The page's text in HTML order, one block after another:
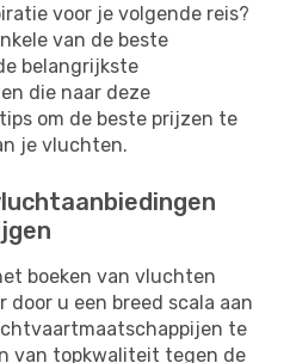
voor je volgende reis?
van de beste
belangrijkste
die naar deze
om de beste prijzen te
je vluchten.
boeken van vluchten
door u een breed scala aan
te
van topkwaliteit tegen de